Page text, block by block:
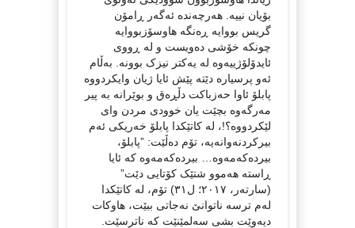
بۆیان نییە. هەرچەندە ئەگەر ڕامۆن
گریس بووایە ڕەنگە هاوسۆزبووایە
چونکە خۆشی دەویست و لە ڕووی
ئایدۆلۆژییەوە لە یەکتر نیزک بوونە. بەڵام
ئەو پرسیارە دێتە پێش ئایا ژیان وایکردووە
پابلۆ ئاوا حەزباکت دڵڕەق و بوێرانە بە پیر
مەرگەوە بچێت یان خوودی مردن وای
لێکردووە؟!، لە کاتێکدا پابلۆ خەریکی ئەم
بیرکردنەوانەیە، تۆم دەڵێت: ”پابلۆ،
بیردەکەمەوە… بیردەکەمەوە کە ئایا
ڕاستە هەموو شتێک کۆتایی دێت”
(سارتەر، ٢٠١٧؛ ل٣١) تۆم، لە کاتێکدا
لەم ترسە ناتوانێ نەجاتی ببێت، هاوکات
دیەوێت بشی سەلمێنێت کە ناترسێت.